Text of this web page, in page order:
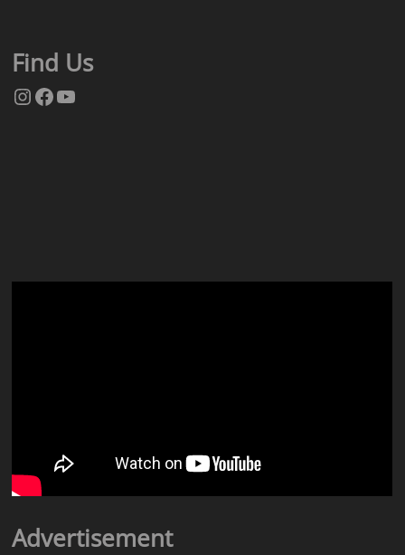
Find Us
Instagram
Facebook
YouTube
Advertisement